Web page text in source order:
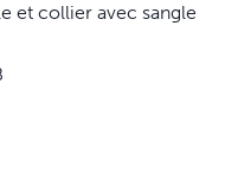
est conçu
ou timides. Les
et collier avec sangle